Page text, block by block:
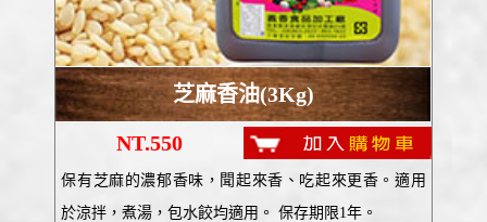
芝麻香油(3Kg)
NT.550
保有芝麻的濃郁香味，聞起來香、吃起來更香。適用
於涼拌，煮湯，包水餃均適用。 保存期限1年。